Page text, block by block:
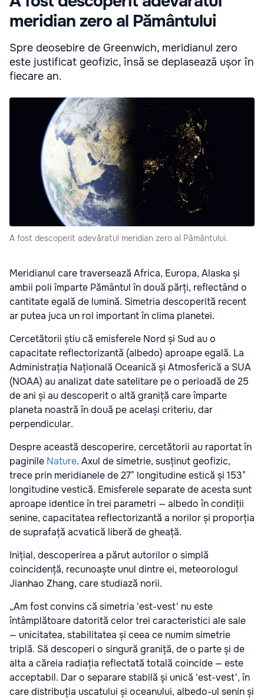
meridian zero al Pământului
Spre deosebire de Greenwich, meridianul zero
este justificat geofizic, însă se deplasează ușor în
fiecare an.
A fost descoperit adevăratul meridian zero al Pământului.
Meridianul care traversează Africa, Europa, Alaska și
ambii poli împarte Pământul în două părți, reflectând o
cantitate egală de lumină. Simetria descoperită recent
ar putea juca un rol important în clima planetei.
Cercetătorii știu că emisferele Nord și Sud au o
capacitate reflectorizantă (albedo) aproape egală. La
Administrația Națională Oceanică și Atmosferică a SUA
(NOAA) au analizat date satelitare pe o perioadă de 25
de ani și au descoperit o altă graniță care împarte
planeta noastră în două pe același criteriu, dar
perpendicular.
Despre această descoperire, cercetătorii au raportat în
paginile Nature. Axul de simetrie, susținut geofizic,
trece prin meridianele de 27° longitudine estică și 153°
longitudine vestică. Emisferele separate de acesta sunt
aproape identice în trei parametri — albedo în condiții
senine, capacitatea reflectorizantă a norilor și proporția
de suprafață acvatică liberă de gheață.
Inițial, descoperirea a părut autorilor o simplă
coincidență, recunoaște unul dintre ei, meteorologul
Jianhao Zhang, care studiază norii.
„Am fost convins că simetria 'est-vest' nu este
întâmplătoare datorită celor trei caracteristici ale sale
— unicitatea, stabilitatea și ceea ce numim simetrie
triplă. Să descoperi o singură graniță, de o parte și de
alta a căreia radiația reflectată totală coincide — este
acceptabil. Dar o separare stabilă și unică 'est-vest', în
care distribuția uscatului și oceanului, albedo-ul senin și